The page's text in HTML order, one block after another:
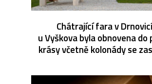
Chátrající fara v
u Vyškova byla obnovena do
krásy včetně kolonády se